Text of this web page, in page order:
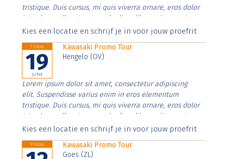
tristique. Duis cursus, mi quis viverra ornare, eros dolor
interdum nulla, ut commodo diam libero vitae erat.
Aenean faucibus nibh et justo cursus id rutrum lorem
Kies een locatie en schrijf je in voor jouw proefrit
Friday
19
JUNE
Kawasaki Promo Tour
Hengelo (OV)
Lorem ipsum dolor sit amet, consectetur adipiscing
elit. Suspendisse varius enim in eros elementum
tristique. Duis cursus, mi quis viverra ornare, eros dolor
interdum nulla, ut commodo diam libero vitae erat.
Aenean faucibus nibh et justo cursus id rutrum lorem
Kies een locatie en schrijf je in voor jouw proefrit
Friday
Kawasaki Promo Tour
Goes (ZL)